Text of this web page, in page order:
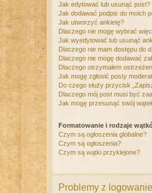
Jak edytować lub usunąć post?
Jak dodawać podpis do moich
Jak utworzyć ankietę?
Dlaczego nie mogę wybrać
Jak wyedytować lub usunąć
Dlaczego nie mam dostępu do
Dlaczego nie mogę dodawać
Dlaczego otrzymałem
Jak mogę zgłosić posty
Do czego służy przycisk
Dlaczego mój post musi być
Jak mogę przesunąć swój
Formatowanie i rodzaje
Czym są ogłoszenia globalne?
Czym są ogłoszenia?
Czym są wątki przyklejone?
Problemy z